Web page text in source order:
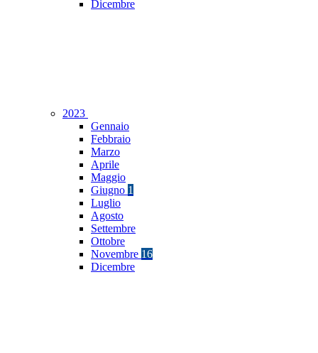
Dicembre
2023
Gennaio
Febbraio
Marzo
Aprile
Maggio
Giugno 1
Luglio
Agosto
Settembre
Ottobre
Novembre 16
Dicembre